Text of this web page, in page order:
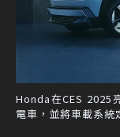
Honda在CES 2025
電車，並將車載系